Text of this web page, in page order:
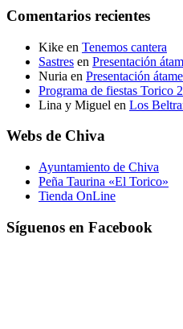
Comentarios recientes
Kike en Tenemos cantera
Sastres en Presentación
Nuria en Presentación
Programa de fiestas Torico
Lina y Miguel en Los
Webs de Chiva
Ayuntamiento de Chiva
Peña Taurina «El Torico»
Tienda OnLine
Síguenos en Facebook